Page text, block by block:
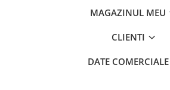
MAGAZINUL MEU
CLIENTI
DATE COMERCIALE